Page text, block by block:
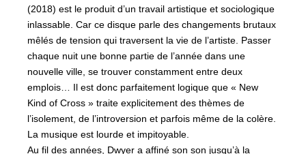
(2018) est le produit d’un travail artistique et sociologique
inlassable. Car ce disque parle des changements brutaux
mêlés de tension qui traversent la vie de l’artiste. Passer
chaque nuit une bonne partie de l’année dans une
nouvelle ville, se trouver constamment entre deux
emplois… Il est donc parfaitement logique que « New
Kind of Cross » traite explicitement des thèmes de
l’isolement, de l’introversion et parfois même de la colère.
La musique est lourde et impitoyable.
Au fil des années, Dwyer a affiné son son jusqu’à la